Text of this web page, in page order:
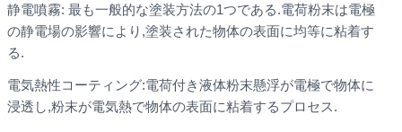
静電噴霧: 最も一般的な塗装方法の1つである.電荷粉末は電極
の静電場の影響により,塗装された物体の表面に均等に粘着す
る.
電気熱性コーティング:電荷付き液体粉末懸浮が電極で物体に
浸透し,粉末が電気熱で物体の表面に粘着するプロセス.